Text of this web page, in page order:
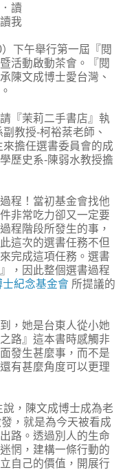
讀
我
下午舉行第一屆『閱
活動啟動茶會。『閱
陳文成博士愛台灣、
『茉莉二手書店』執
教授-柯裕棻老師、
來擔任選書委員會的成
歷史系-陳弱水教授擔
程！當初基金會找他
非常吃力卻又一定要
程階段所發生的事，
這次的選書任務不但
完成這項任務。選書
，因此整個選書過程
士紀念基金會 所提議的
，她是台東人從小她
路』這本書時感觸非
發生甚麼事，而不是
有甚麼角度可以更理
說，陳文成博士成為老
，就是為今天被看成
路。透過別人的生命
惘，建構一條行動的
自己的價值，開展行